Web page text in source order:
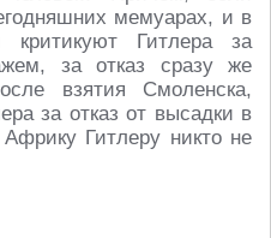
мемуарах, и в
критикуют Гитлера за
за отказ сразу же
взятия Смоленска,
за отказ от высадки в
Гитлеру никто не